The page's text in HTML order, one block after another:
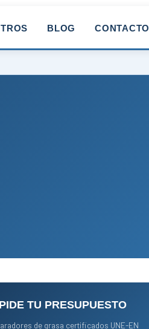
BLOG CONTACTO
PIDE TU PRESUPUESTO
de grasa certificados UNE-EN